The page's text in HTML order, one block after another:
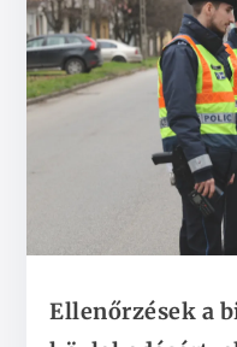
Ellenőrzések a